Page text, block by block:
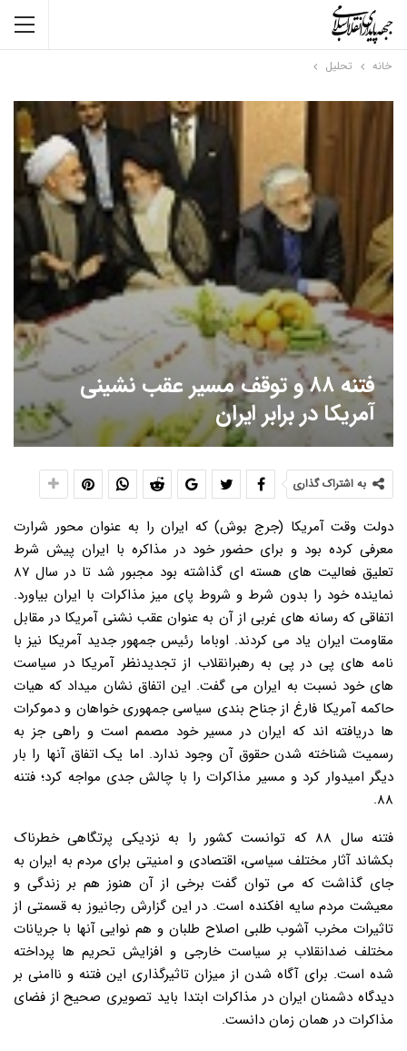
خانه تحلیل
فتنه ۸۸ و توقف مسیر عقب نشینی
آمریکا در برابر ایران
به اشتراک گذاری
دولت وقت آمریکا (جرج بوش) که ایران را به عنوان محور شرارت
معرفی کرده بود و برای حضور خود در مذاکره با ایران پیش شرط
تعلیق فعالیت های هسته ای گذاشته بود مجبور شد تا در سال ۸۷
نماینده خود را بدون شرط و شروط پای میز مذاکرات با ایران بیاورد.
اتفاقی که رسانه های غربی از آن به عنوان عقب نشنی آمریکا در مقابل
مقاومت ایران یاد می کردند. اوباما رئیس جمهور جدید آمریکا نیز با
نامه های پی در پی به رهبرانقلاب از تجدیدنظر آمریکا در سیاست
های خود نسبت به ایران می گفت. این اتفاق نشان میداد که هیات
حاکمه آمریکا فارغ از جناح بندی سیاسی جمهوری خواهان و دموکرات
ها دریافته اند که ایران در مسیر خود مصمم است و راهی جز به
رسمیت شناخته شدن حقوق آن وجود ندارد. اما یک اتفاق آنها را بار
دیگر امیدوار کرد و مسیر مذاکرات را با چالش جدی مواجه کرد؛ فتنه
۸۸.
فتنه سال ۸۸ که توانست کشور را به نزدیکی پرتگاهی خطرناک
بکشاند آثار مختلف سیاسی، اقتصادی و امنیتی برای مردم به ایران به
جای گذاشت که می توان گفت برخی از آن هنوز هم بر زندگی و
معیشت مردم سایه افکنده است. در این گزارش رجانیوز به قسمتی از
تاثیرات مخرب آشوب طلبی اصلاح طلبان و هم نوایی آنها با جریانات
مختلف ضدانقلاب بر سیاست خارجی و افزایش تحریم ها پرداخته
شده است. برای آگاه شدن از میزان تاثیرگذاری این فتنه و ناامنی بر
دیدگاه دشمنان ایران در مذاکرات ابتدا باید تصویری صحیح از فضای
مذاکرات در همان زمان دانست.